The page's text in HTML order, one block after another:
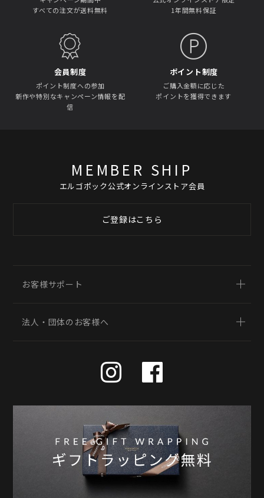
すべての注文が送料無料
1年間無料保証
会員制度
ポイント制度への参加
新作や特別なキャンペーン情報を配
信
ポイント制度
ご購入金額に応じた
ポイントを獲得できます
MEMBER SHIP
エルゴポック公式オンラインストア会員
ご登録はこちら
お客様サポート
法人・団体のお客様へ